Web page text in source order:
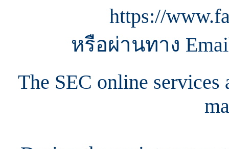
https://
หรือผ่านทาง
The SEC online